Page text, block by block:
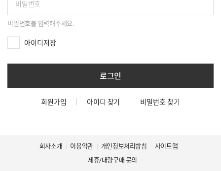
비밀번호를 입력해주세요.
아이디저장
로그인
회원가입 아이디 찾기 비밀번호 찾기
회사소개 이용약관 개인정보처리방침
사이트맵
제휴/대량구매 문의